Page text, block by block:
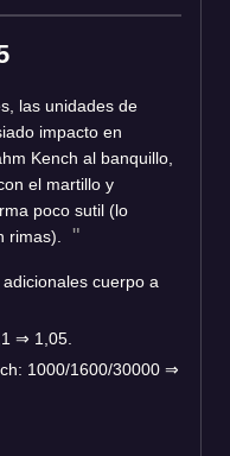
las unidades de
impacto en
Kench al banquillo,
el martillo y
poco sutil (lo
rimas).
cuerpo a
⇒ 1,05.
1000/1600/30000 ⇒